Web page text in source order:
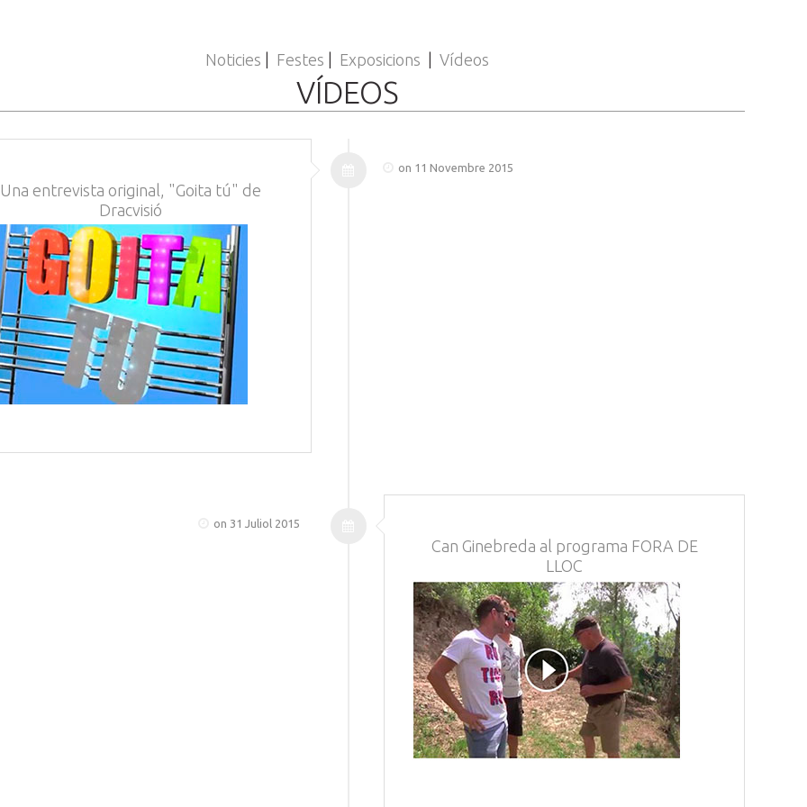
Noticies Festes Exposicions |Vídeos
VÍDEOS
Una entrevista original, "Goita tú" de
Dracvisió
on 11 Novembre 2015
Can Ginebreda al programa FORA DE
LLOC
on 31 Juliol 2015